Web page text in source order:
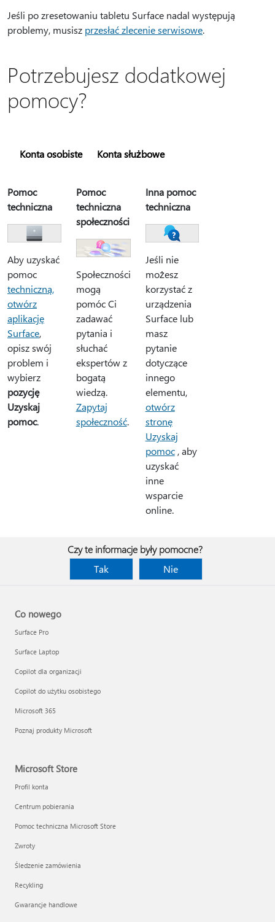
Jeśli po zresetowaniu tabletu Surface nadal występują
problemy, musisz przesłać zlecenie serwisowe.
Potrzebujesz dodatkowej
pomocy?
Konta osobiste Konta służbowe
Pomoc
techniczna
Aby uzyskać
pomoc
techniczną,
otwórz
aplikację
Surface,
opisz swój
problem i
wybierz
pozycję
Uzyskaj
pomoc.
Pomoc
techniczna
społeczności
Społeczności
mogą
pomóc Ci
zadawać
pytania i
słuchać
ekspertów z
bogatą
wiedzą.
Zapytaj
społeczność.
Inna pomoc
techniczna
Jeśli nie
możesz
korzystać z
urządzenia
Surface lub
masz
pytanie
dotyczące
innego
elementu,
otwórz
stronę
Uzyskaj
pomoc, aby
uzyskać
inne
wsparcie
online.
Czy te informacje były pomocne?
Tak
Nie
Co nowego
Surface Pro
Surface Laptop
Copilot dla organizacji
Copilot do użytku osobistego
Microsoft 365
Poznaj produkty Microsoft
Microsoft Store
Profil konta
Centrum pobierania
Pomoc techniczna Microsoft Store
Zwroty
Śledzenie zamówienia
Recykling
Gwarancje handlowe